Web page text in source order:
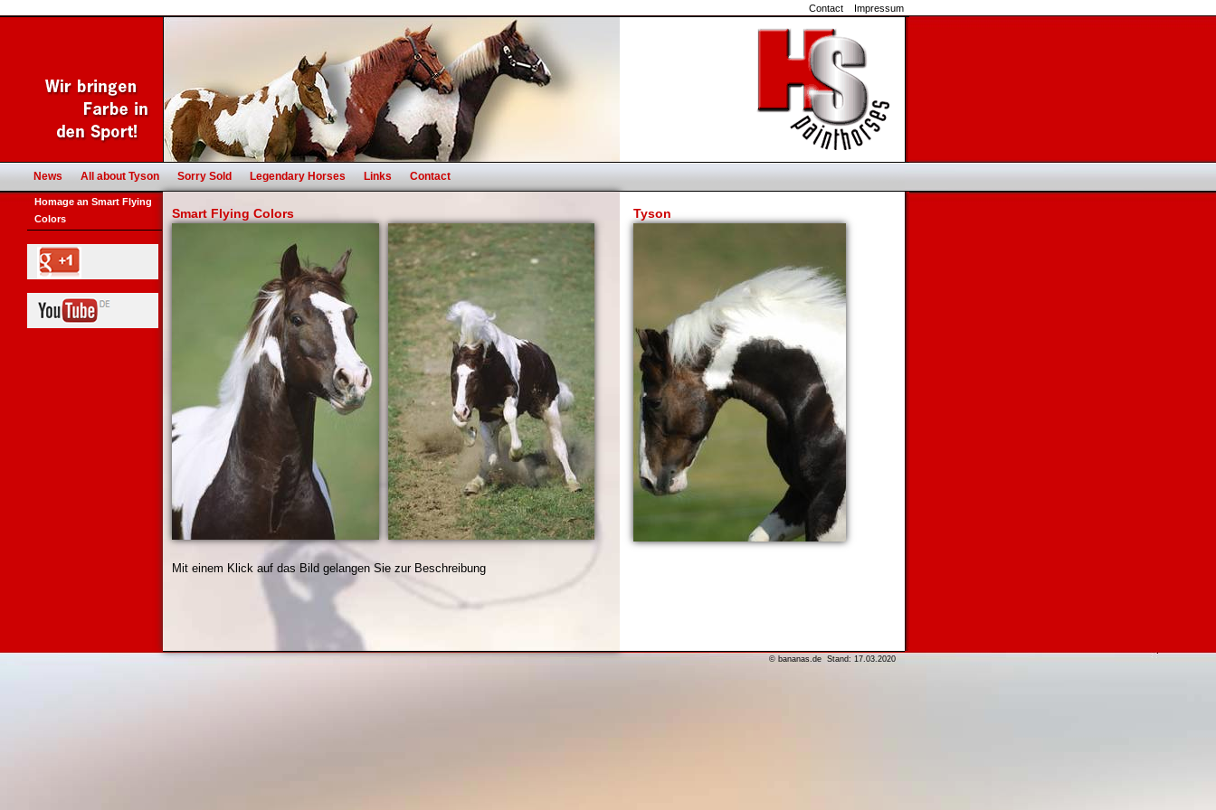
Contact Impressum
News All about Tyson Sorry Sold Legendary Horses Links Contact
Homage an Smart Flying
Colors
Smart Flying Colors
Mit einem Klick auf das Bild gelangen Sie zur Beschreibung
Tyson
© bananas.de Stand: 17.03.2020